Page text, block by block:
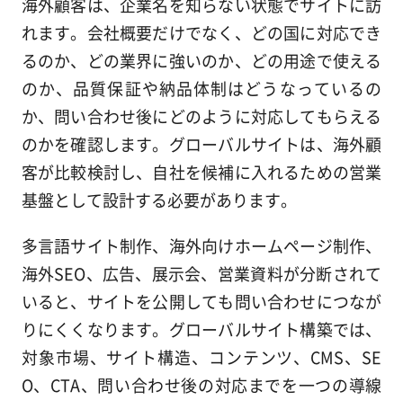
れます。会社概要だけでなく、どの国に対応でき
るのか、どの業界に強いのか、どの用途で使える
のか、品質保証や納品体制はどうなっているの
か、問い合わせ後にどのように対応してもらえる
のかを確認します。グローバルサイトは、海外顧
客が比較検討し、自社を候補に入れるための営業
基盤として設計する必要があります。
多言語サイト制作、海外向けホームページ制作、
海外SEO、広告、展示会、営業資料が分断されて
いると、サイトを公開しても問い合わせにつなが
りにくくなります。グローバルサイト構築では、
対象市場、サイト構造、コンテンツ、CMS、SE
O、CTA、問い合わせ後の対応までを一つの導線